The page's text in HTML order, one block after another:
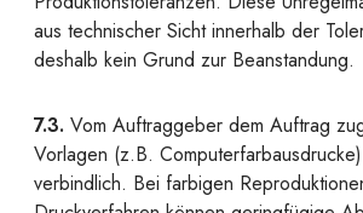
aus technischer Sicht innerhalb der
deshalb kein Grund zur Beanstandung.
7.3. Vom Auftraggeber dem Auftrag
Vorlagen (z.B.
verbindlich. Bei farbigen